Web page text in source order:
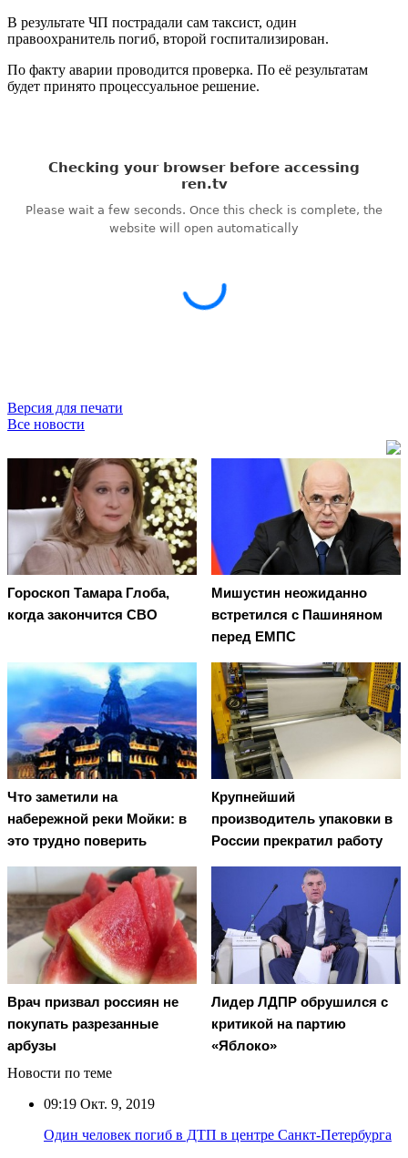
В результате ЧП пострадали сам таксист, один
правоохранитель погиб, второй госпитализирован.
По факту аварии проводится проверка. По её результатам
будет принято процессуальное решение.
Версия для печати
Все новости
Гороскоп Тамара Глоба,
когда закончится СВО
Мишустин неожиданно
встретился с Пашиняном
перед ЕМПС
Что заметили на
набережной реки Мойки: в
это трудно поверить
Крупнейший
производитель упаковки в
России прекратил работу
Врач призвал россиян не
покупать разрезанные
арбузы
Лидер ЛДПР обрушился с
критикой на партию
«Яблоко»
Новости по теме
09:19 Окт. 9, 2019
Один человек погиб в ДТП в центре Санкт-Петербурга